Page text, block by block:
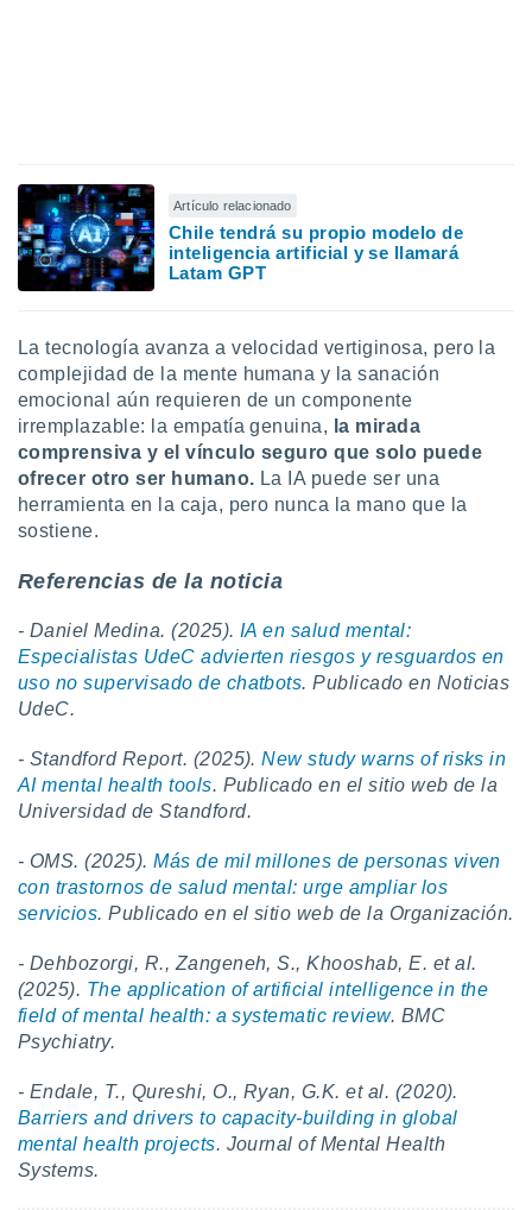
Artículo relacionado
Chile tendrá su propio modelo de
inteligencia artificial y se llamará
Latam GPT
La tecnología avanza a velocidad vertiginosa, pero la
complejidad de la mente humana y la sanación
emocional aún requieren de un componente
irremplazable: la empatía genuina, la mirada
comprensiva y el vínculo seguro que solo puede
ofrecer otro ser humano. La IA puede ser una
herramienta en la caja, pero nunca la mano que la
sostiene.
Referencias de la noticia
- Daniel Medina. (2025). IA en salud mental:
Especialistas UdeC advierten riesgos y resguardos en
uso no supervisado de chatbots. Publicado en Noticias
UdeC.
- Standford Report. (2025).New study warns of risks in
AI mental health tools. Publicado en el sitio web de la
Universidad de Standford.
- OMS. (2025).Más de mil millones de personas viven
con trastornos de ‎salud mental: urge ampliar los
servicios. Publicado en el sitio web de la Organización.
- Dehbozorgi, R., Zangeneh, S., Khooshab, E. et al.
(2025). The application of artificial intelligence in the
field of mental health: a systematic review. BMC
Psychiatry.
- Endale, T., Qureshi, O., Ryan, G.K. et al. (2020).
Barriers and drivers to capacity-building in global
mental health projects. Journal of Mental Health
Systems.